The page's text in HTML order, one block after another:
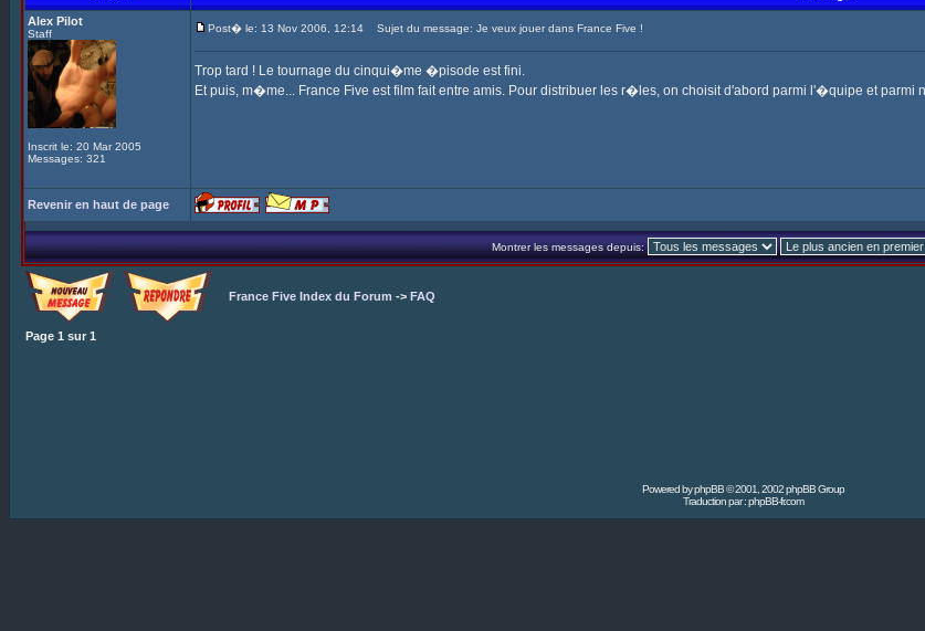
Alex Pilot
Staff
Inscrit le: 20 Mar 2005
Messages: 321
Post� le: 13 Nov 2006, 12:14 Sujet du message: Je veux jouer dans France Five !
Trop tard ! Le tournage du cinqui�me �pisode est fini.
Et puis, m�me... France Five est film fait entre amis. Pour distribuer les r�les, on choisit d'abord parmi l'�quipe et parmi
Revenir en haut de page
Montrer les messages depuis:
France Five Index du Forum -> FAQ
Page 1 sur 1
Powered byphpBB© 2001, 2002 phpBB Group
Traduction par :phpBB-fr.com